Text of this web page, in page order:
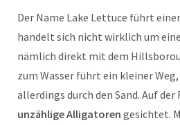
Der Name Lake Lettuce führt
handelt sich nicht wirklich um
nämlich direkt mit dem
zum Wasser führt ein kleiner
allerdings durch den Sand. Auf
unzählige Alligatoren gesichtet.